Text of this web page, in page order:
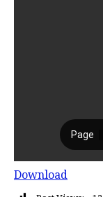
Download